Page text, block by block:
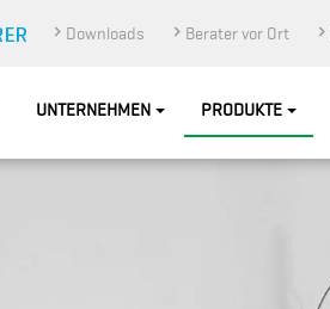
Downloads Berater vor Ort
UNTERNEHMEN PRODUKTE